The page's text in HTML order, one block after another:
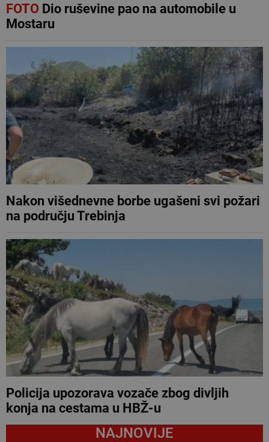
FOTODio ruševine pao na automobile u
Mostaru
Nakon višednevne borbe ugašeni svi požari
na području Trebinja
Policija upozorava vozače zbog divljih
konja na cestama u HBŽ-u
NAJNOVIJE